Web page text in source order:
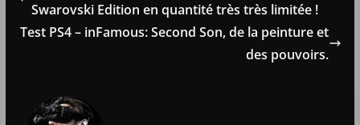
Swarovski Edition en quantité très très limitée !
Test PS4 – inFamous: Second Son, de la peinture et
des pouvoirs.